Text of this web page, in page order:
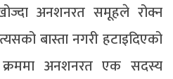
खोज्दा अनशनरत समूहले रोक्न
बास्ता नगरी हटाइदिएको
क्रममा अनशनरत एक सदस्य